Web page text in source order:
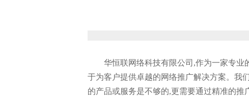
华恒联网络科技有限公司,作为一家专业
于为客户提供卓越的网络推广解决方案。我
的产品或服务是不够的,更需要通过精准的推